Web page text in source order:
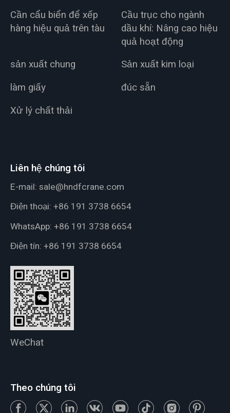
Cần cẩu biển để xếp
hàng hiệu quả trên tàu
Cầu trục cho ngành
dầu khí: Nâng cao hiệu
quả hoạt động
sản xuất chung
Sản xuất kim loại
làm giấy
đúc sẵn
Xử lý chất thải
Liên hệ chúng tôi
E-mail: sale@hndfcrane.com
Điện thoại: +86 191 3738 6654
WhatsApp: +86 191 3738 6654
Điện tín: +86 191 3738 6654
WeChat
Theo chúng tôi